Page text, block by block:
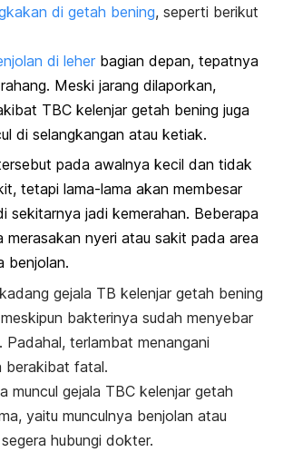
di getah bening, seperti berikut
di leher bagian depan, tepatnya
Meski jarang dilaporkan,
TBC kelenjar getah bening juga
di selangkangan atau ketiak.
pada awalnya kecil dan tidak
tetapi lama-lama akan membesar
sekitarnya jadi kemerahan. Beberapa
merasakan nyeri atau sakit pada area
benjolan.
gejala TB kelenjar getah bening
bakterinya sudah menyebar
Padahal, terlambat menangani
berakibat fatal.
muncul gejala TBC kelenjar getah
yaitu munculnya benjolan atau
hubungi dokter.